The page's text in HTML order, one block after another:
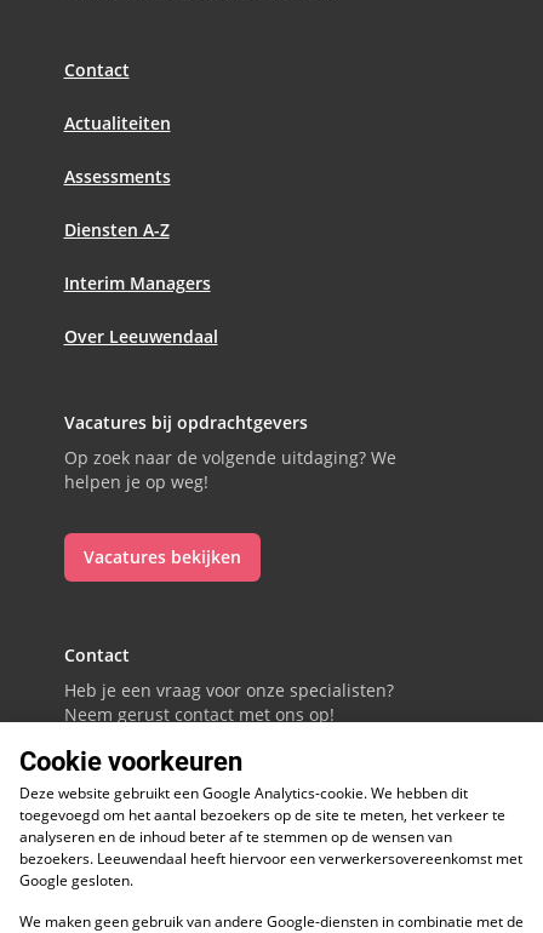
Contact
Actualiteiten
Assessments
Diensten A-Z
Interim Managers
Over Leeuwendaal
Contact
Heb je een vraag voor onze specialisten?
Neem gerust contact met ons op!
088 - 0086800
Volg ons op LinkedIn
Vacatures bij opdrachtgevers
Op zoek naar de volgende uitdaging? We
helpen je op weg!
Vacatures bekijken
Cookie voorkeuren
Deze website gebruikt een Google Analytics-cookie. We hebben dit
toegevoegd om het aantal bezoekers op de site te meten, het verkeer te
analyseren en de inhoud beter af te stemmen op de wensen van
bezoekers. Leeuwendaal heeft hiervoor een verwerkersovereenkomst met
Google gesloten.
We maken geen gebruik van andere Google-diensten in combinatie met de